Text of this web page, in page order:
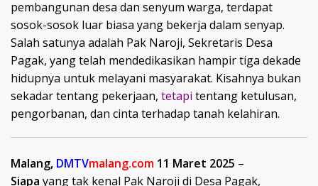
pembangunan desa dan senyum warga, terdapat
sosok-sosok luar biasa yang bekerja dalam senyap.
Salah satunya adalah Pak Naroji, Sekretaris Desa
Pagak, yang telah mendedikasikan hampir tiga dekade
hidupnya untuk melayani masyarakat. Kisahnya bukan
sekadar tentang pekerjaan, tetapi tentang ketulusan,
pengorbanan, dan cinta terhadap tanah kelahiran.
Malang, DMTVmalang.com 11 Maret 2025 –
Siapa yang tak kenal Pak Naroji di Desa Pagak,